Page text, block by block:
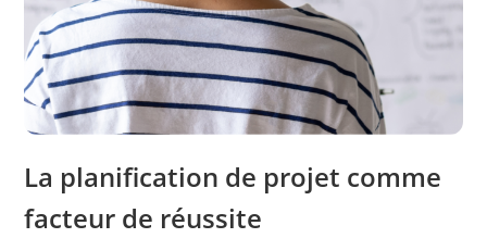
erstellen.
bcookie LinkedIn
Wird verwendet,
um Spam zu
erkennen und die
Webseite zu
La planification de projet comme
facteur de réussite